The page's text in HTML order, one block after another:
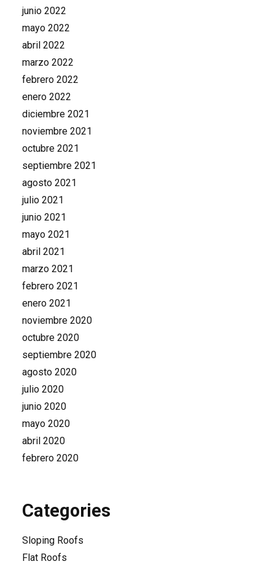
junio 2022
mayo 2022
abril 2022
marzo 2022
febrero 2022
enero 2022
diciembre 2021
noviembre 2021
octubre 2021
septiembre 2021
agosto 2021
julio 2021
junio 2021
mayo 2021
abril 2021
marzo 2021
febrero 2021
enero 2021
noviembre 2020
octubre 2020
septiembre 2020
agosto 2020
julio 2020
junio 2020
mayo 2020
abril 2020
febrero 2020
Categories
Sloping Roofs
Flat Roofs